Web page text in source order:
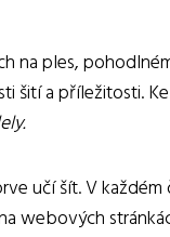
na ples,
a příležitosti.
učí šít. V
webových